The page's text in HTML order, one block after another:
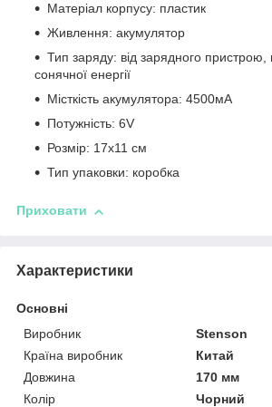
Матеріал корпусу: пластик
Живлення: акумулятор
Тип заряду: від зарядного пристрою,
сонячної енергії
Місткість акумулятора: 4500мА
Потужність: 6V
Розмір: 17x11 см
Тип упаковки: коробка
Приховати
Характеристики
Основні
Виробник
Stenson
Країна виробник
Китай
Довжина
170 мм
Колір
Чорний